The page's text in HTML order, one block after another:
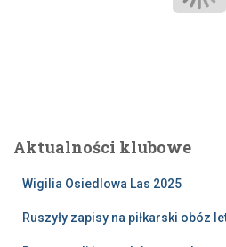
Aktualności klubowe
Wigilia Osiedlowa Las 2025
Ruszyły zapisy na piłkarski obóz